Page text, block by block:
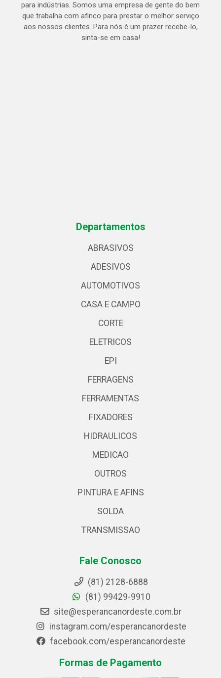
para indústrias. Somos uma empresa de gente do bem
que trabalha com afinco para prestar o melhor serviço
aos nossos clientes. Para nós é um prazer recebe-lo,
sinta-se em casa!
Departamentos
ABRASIVOS
ADESIVOS
AUTOMOTIVOS
CASA E CAMPO
CORTE
ELETRICOS
EPI
FERRAGENS
FERRAMENTAS
FIXADORES
HIDRAULICOS
MEDICAO
OUTROS
PINTURA E AFINS
SOLDA
TRANSMISSAO
Fale Conosco
(81) 2128-6888
(81) 99429-9910
site@esperancanordeste.com.br
instagram.com/esperancanordeste
facebook.com/esperancanordeste
Formas de Pagamento